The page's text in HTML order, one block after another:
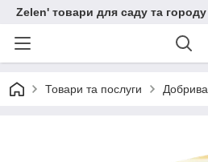
Zelen' товари для саду та городу
Товари та послуги Добрива